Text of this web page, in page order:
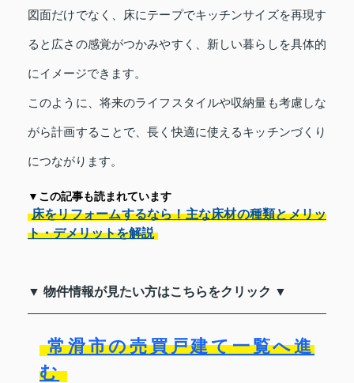
図面だけでなく、床にテープでキッチンサイズを再現す
ると広さの感覚がつかみやすく、新しい暮らしを具体的
にイメージできます。
このように、将来のライフスタイルや収納量も考慮しな
がら計画することで、長く快適に使えるキッチンづくり
につながります。
▼この記事も読まれています
床をリフォームするなら！主な床材の種類とメリッ
ト・デメリットを解説
▼ 物件情報が見たい方はこちらをクリック ▼
常滑市の売買戸建て一覧へ進
む